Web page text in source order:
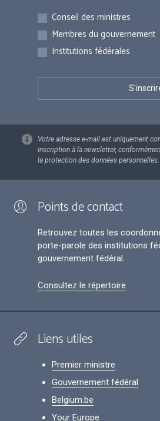
Inscriptions
Conseil des ministres
Membres du gouvernement
Institutions fédérales
Votre adresse e-mail est uniquement
inscription à la newsletter,
la protection des données personnelles.
Points de contact
Retrouvez toutes les
porte-parole des institutions
gouvernement fédéral.
Consultez le répertoire
Liens utiles
Premier ministre
Gouvernement fédéral
Belgium.be
Your Europe